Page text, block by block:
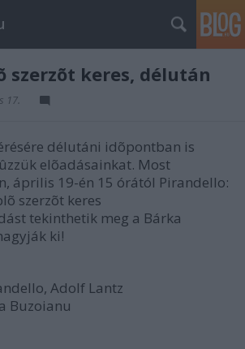
szerzõt keres, délután
17.
délutáni idõpontban is
elõadásainkat. Most
április 19-én 15 órától Pirandello:
szerzõt keres
tekinthetik meg a Bárka
ki!
Adolf Lantz
Buzoianu